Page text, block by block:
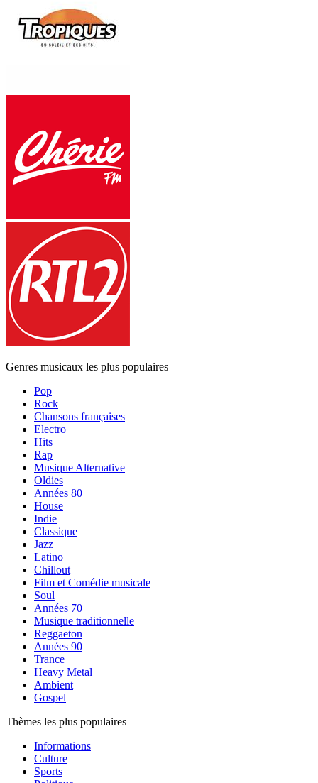
Genres musicaux les plus populaires
Pop
Rock
Chansons françaises
Electro
Hits
Rap
Musique Alternative
Oldies
Années 80
House
Indie
Classique
Jazz
Latino
Chillout
Film et Comédie musicale
Soul
Années 70
Musique traditionnelle
Reggaeton
Années 90
Trance
Heavy Metal
Ambient
Gospel
Thèmes les plus populaires
Informations
Culture
Sports